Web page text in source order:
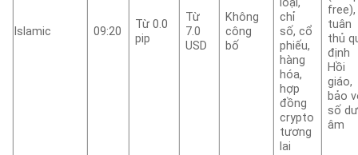
Islamic 09:20
Từ 0.0
pip
Từ
7.0
USD
Không
công
bố
loại,
chỉ
số, cổ
phiếu,
hàng
hóa,
hợp
đồng
crypto
tương
lai
free),
tuân
thủ
định
Hồi
giáo,
bảo
số dư
âm